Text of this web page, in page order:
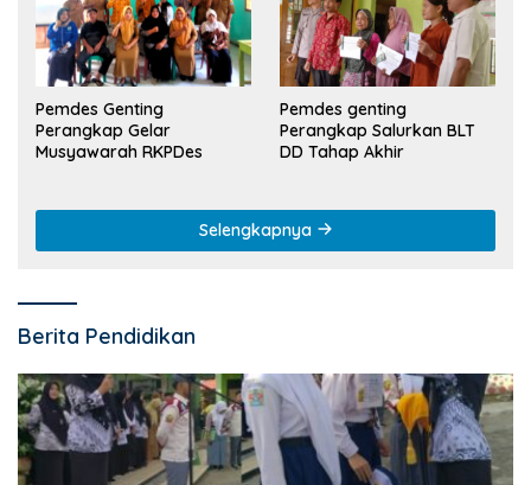
Pemdes Genting
Perangkap Gelar
Musyawarah RKPDes
Pemdes genting
Perangkap Salurkan BLT
DD Tahap Akhir
Selengkapnya
Berita Pendidikan